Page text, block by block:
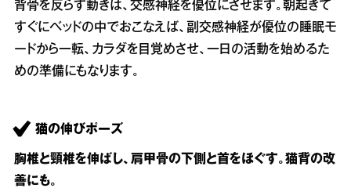
背骨を反らす動きは、交感神経を優位にさせます。朝起きて
すぐにベッドの中でおこなえば、副交感神経が優位の睡眠モ
ードから一転、カラダを目覚めさせ、一日の活動を始めるた
めの準備にもなります。
猫の伸びポーズ
胸椎と頸椎を伸ばし、肩甲骨の下側と首をほぐす。猫背の改
善にも。